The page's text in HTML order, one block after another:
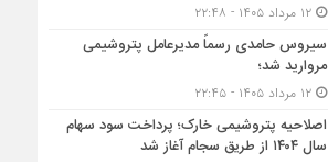
۱۲ مرداد ۱۴۰۵ - ۲۲:۴۸
سیروس حامدی رسماً مدیرعامل پتروشیمی
مروارید شد؛
۱۲ مرداد ۱۴۰۵ - ۲۲:۴۵
اصلاحیه پتروشیمی خارک؛ پرداخت سود سهام
سال ۱۴۰۴ از طریق سجام آغاز شد